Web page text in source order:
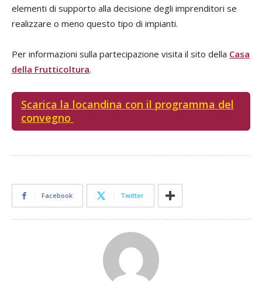
elementi di supporto alla decisione degli imprenditori se
realizzare o meno questo tipo di impianti.
Per informazioni sulla partecipazione visita il sito della Casa
della Frutticoltura.
Scarica la locandina con il programma del
convegno
Facebook Twitter